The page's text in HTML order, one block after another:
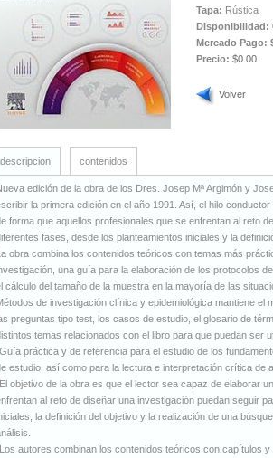
Tapa: Rústica
Disponibilidad:
Mercado Pago:
Precio: $0.00
Volver
descripcion contenidos
edición de la obra de los Dres. Josep Mª Argimón y
la primera edición en el año 1991. Así, el hilo
forma que aquellos profesionales que se enfrentan al reto
fases, desde los planteamientos iniciales y la
obra combina los contenidos teóricos con temas más
una guía para la elaboración de los protocolos
cálculo del tamaño de la muestra en la mayoría de las
de investigación clínica y epidemiológica mantiene
preguntas tipo test, los casos de estudio, el glosario de
temas relacionados con el libro para que puedan ser
práctica y de referencia para el estudio de los
estudio, así como para la lectura e interpretación crítica de
objetivo de la obra es que el lector sea capaz de elaborar
al reto de diseñar una investigación puedan seguir
la definición del objetivo y la realización de una
autores combinan los contenidos teóricos con capítulos